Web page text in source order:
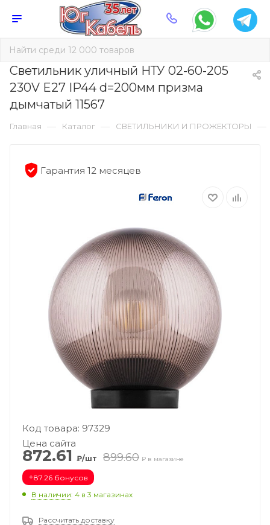
Светильник уличный НТУ 02-60-205
230V E27 IP44 d=200мм призма
дымчатый 11567
Главная — Каталог — СВЕТИЛЬНИКИ И ПРОЖЕКТОРЫ —
Гарантия 12 месяцев
Код товара: 97329
Цена сайта
872.61 ₽/шт 899.60 ₽ в магазине
+87.26 бонусов
В наличии: 4 в 3 магазинах
Рассчитать доставку